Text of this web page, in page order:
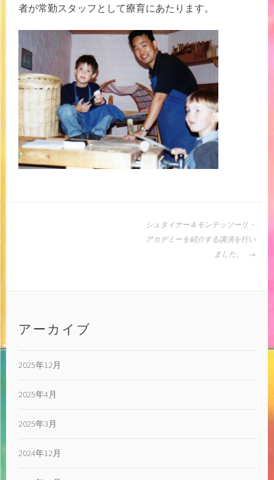
者が常勤スタッフとして療育にあたります。
ョ
ン
シュタイナー＆モンテッソーリ・
アカデミーを紹介する講演を行い
ました。
アーカイブ
2025年12月
2025年4月
2025年3月
2024年12月